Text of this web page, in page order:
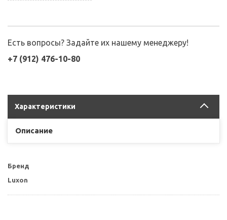
Есть вопросы? Задайте их нашему менеджеру!
+7 (912) 476-10-80
Характеристики
Описание
Бренд
Luxon